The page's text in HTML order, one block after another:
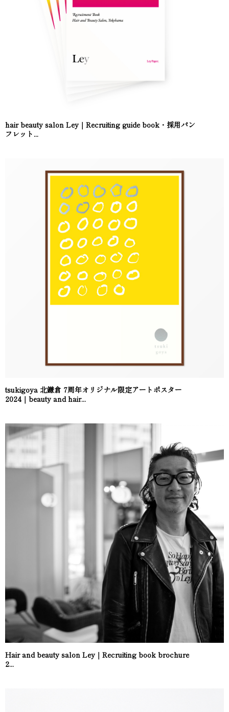
hair beauty salon Ley｜Recruiting guide book・採用パン
フレット...
tsukigoya 北鎌倉 7周年オリジナル限定アートポスター
2024｜beauty and hair...
Hair and beauty salon Ley｜Recruiting book brochure
2...